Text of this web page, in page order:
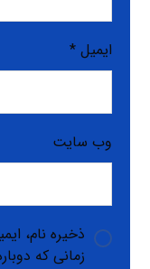
ایمیل*
وب‌ سایت
ذخیره نام،
زمانی که